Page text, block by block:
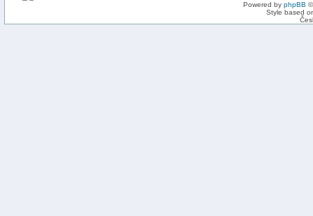
Powered by phpBB
Style based